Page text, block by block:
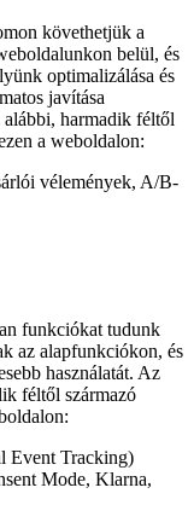
követhetjük a
belül, és
optimalizálása és
javítása
alábbi, harmadik féltől
a weboldalon:
vélemények, A/B-
funkciókat tudunk
az alapfunkciókon, és
használatát. Az
féltől származó
Event Tracking)
Mode, Klarna,